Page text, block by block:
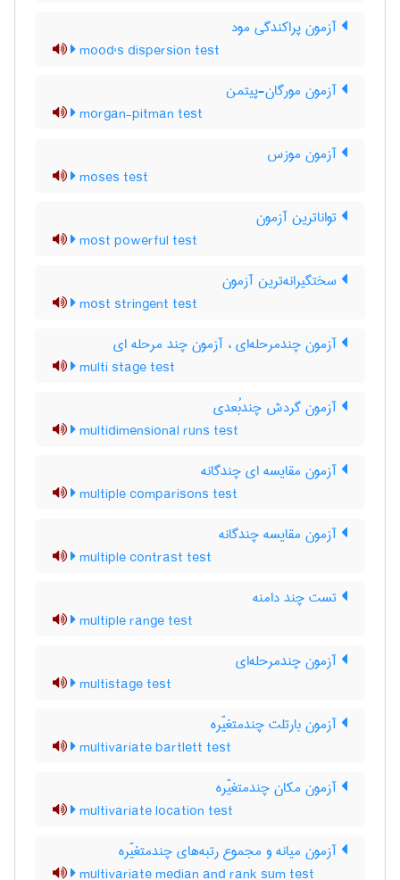
آزمون پراکندگی مود
mood's dispersion test
آزمون مورگان-پیتمن
morgan-pitman test
آزمون موزس
moses test
تواناترین آزمون
most powerful test
سختگیرانه‌ترین آزمون
most stringent test
آزمون چندمرحله‌ای ، آزمون چند مرحله ای
multi stage test
آزمون گردش چندبُعدی
multidimensional runs test
آزمون مقایسه ای چندگانه
multiple comparisons test
آزمون مقایسه چندگانه
multiple contrast test
تست چند دامنه
multiple range test
آزمون چندمرحله‌ای
multistage test
آزمون بارتلت چندمتغیّره
multivariate bartlett test
آزمون مکان چندمتغیّره
multivariate location test
آزمون میانه و مجموع رتبه‌های چندمتغیّره
multivariate median and rank sum test